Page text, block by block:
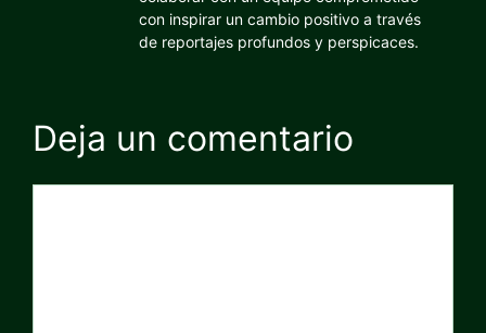
con inspirar un cambio positivo a través
de reportajes profundos y perspicaces.
Deja un comentario